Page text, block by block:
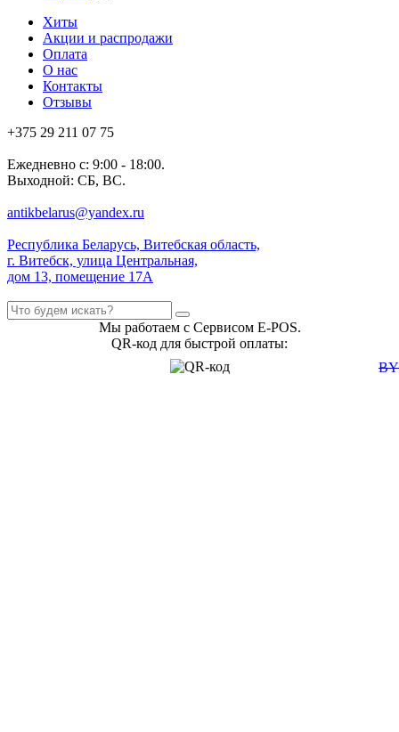
Хиты
Акции и распродажи
Оплата
О нас
Контакты
Отзывы
+375 29 211 07 75
Ежедневно с: 9:00 - 18:00.
Выходной: СБ, ВС.
antikbelarus@yandex.ru
Республика Беларусь, Витебская область,
г. Витебск, улица Центральная,
дом 13, помещение 17А
Мы работаем с Сервисом E-POS.
QR-код для быстрой оплаты: